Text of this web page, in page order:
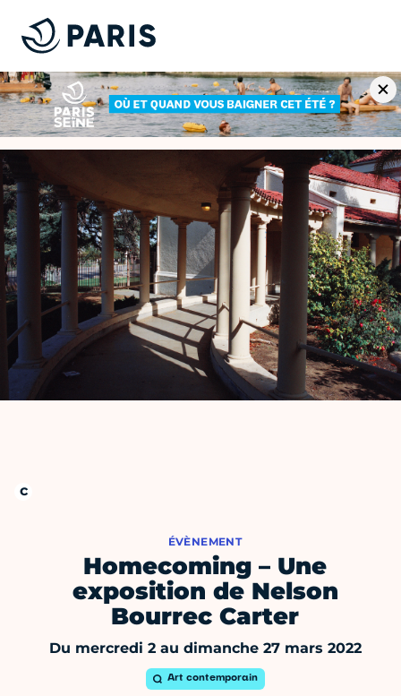
ÉVÈNEMENT
Homecoming – Une
exposition de Nelson
Bourrec Carter
Du mercredi 2 au dimanche 27 mars 2022
Art contemporain